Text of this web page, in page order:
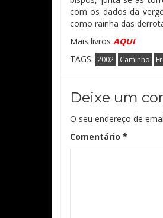
com os dados da
como rainha das
Mais livros AQUI
TAGS: 2002 Caminho
Deixe um
O seu endereço de
Comentário *